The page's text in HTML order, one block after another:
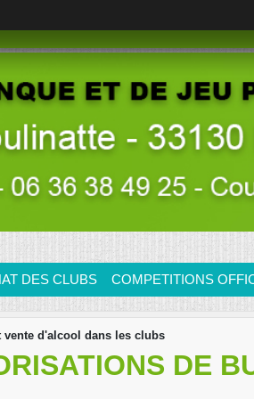
DES CLUBS COMPETITIONS
vente d'alcool dans les clubs
DE